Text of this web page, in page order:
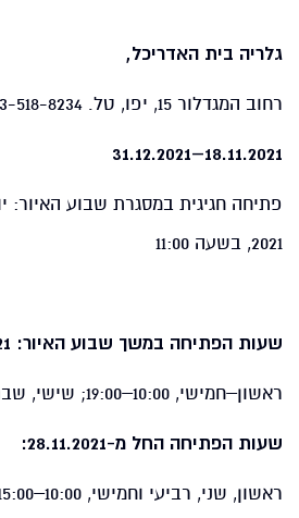
גלריה בית האדריכל,
רחוב המגדלור 15, יפו, טל. 03-518-8234
18.11.2021–31.12.2021
2021, בשעה 11:00
שעות הפתיחה במשך שבוע האיור: 18.11.2021–27.11.21:
ראשון–חמישי, 10:00–19:00; שישי, שבת, 10:00–14:00
שעות הפתיחה החל מ-28.11.2021:
ראשון, שני, רביעי וחמישי, 10:00–15:00; שלישי, 10:00–19:00